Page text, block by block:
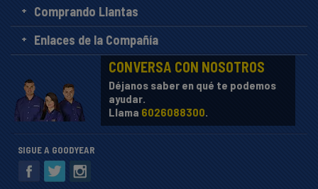
Comprando Llantas
Enlaces de la Compañía
CONVERSA CON NOSOTROS
Déjanos saber en qué te podemos
ayudar.
Llama 6026088300.
SIGUE A GOODYEAR